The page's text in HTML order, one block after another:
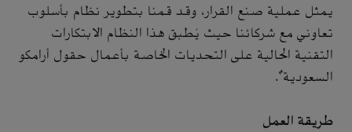
يمثل عملية صنع القرار، وقد قمنا بتطوير نظام بأسلوب
تعاوني مع شركائنا حيث يُطبق هذا النظام الابتكارات
التقنية الحالية على التحديات الخاصة بأعمال حقول أرامكو
السعودية".
طريقة العمل